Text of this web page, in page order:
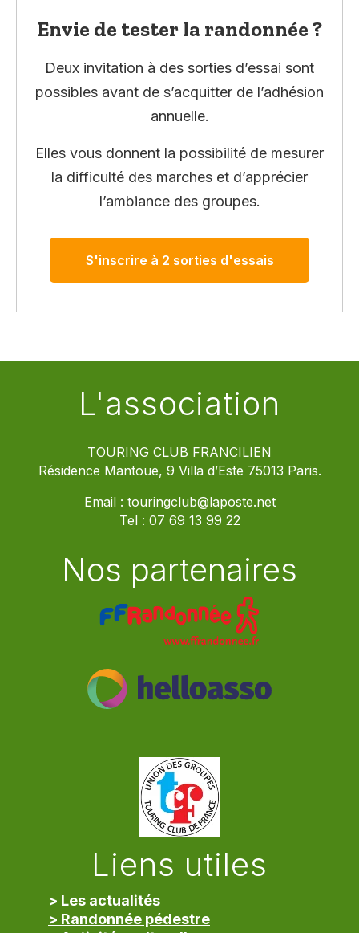
Envie de tester la randonnée ?
Deux invitation à des sorties d’essai sont
possibles avant de s’acquitter de l’adhésion
annuelle.
Elles vous donnent la possibilité de mesurer
la difficulté des marches et d’apprécier
l’ambiance des groupes.
S'inscrire à 2 sorties d'essais
L'association
TOURING CLUB FRANCILIEN
Résidence Mantoue, 9 Villa d’Este 75013 Paris.
Email : touringclub@laposte.net
Tel : 07 69 13 99 22
Nos partenaires
Liens utiles
> Les actualités
> Randonnée pédestre